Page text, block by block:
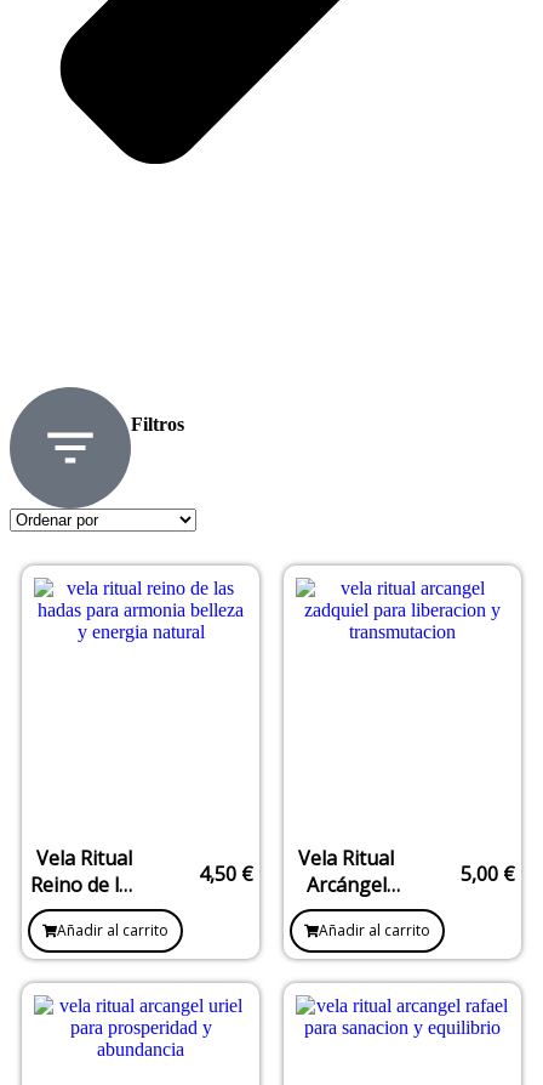
Filtros
Vela Ritual
Reino de las
Hadas –
Magia,
Belleza y
Energía
Natural
4,50 €
Añadir al carrito
Vela Ritual
Arcángel
Zadquiel –
Transmutación,
Perdón y
Liberación
5,00 €
Añadir al carrito